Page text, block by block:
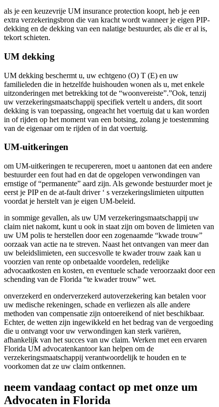
als je een keuzevrije UM insurance protection koopt, heb je een
extra verzekeringsbron die van kracht wordt wanneer je eigen PIP-
dekking en de dekking van een nalatige bestuurder, als die er al is,
tekort schieten.
UM dekking
UM dekking beschermt u, uw echtgeno (O) T (E) en uw
familieleden die in hetzelfde huishouden wonen als u, met enkele
uitzonderingen met betrekking tot de “woonvereiste”.”Ook, tenzij
uw verzekeringsmaatschappij specifiek vertelt u anders, dit soort
dekking is van toepassing, ongeacht het voertuig dat u kan worden
in of rijden op het moment van een botsing, zolang je toestemming
van de eigenaar om te rijden of in dat voertuig.
UM-uitkeringen
om UM-uitkeringen te recupereren, moet u aantonen dat een andere
bestuurder een fout had en dat de opgelopen verwondingen van
ernstige of “permanente” aard zijn. Als gewonde bestuurder moet je
eerst je PIP en de at-fault driver ‘ s verzekeringslimieten uitputten
voordat je herstelt van je eigen UM-beleid.
in sommige gevallen, als uw UM verzekeringsmaatschappij uw
claim niet nakomt, kunt u ook in staat zijn om boven de limieten van
uw UM polis te herstellen door een zogenaamde “kwade trouw”
oorzaak van actie na te streven. Naast het ontvangen van meer dan
uw beleidslimieten, een succesvolle te kwader trouw zaak kan u
voorzien van rente op onbetaalde voordelen, redelijke
advocaatkosten en kosten, en eventuele schade veroorzaakt door een
schending van de Florida “te kwader trouw” wet.
onverzekerd en onderverzekerd autoverzekering kan betalen voor
uw medische rekeningen, schade en verliezen als alle andere
methoden van compensatie zijn ontoereikend of niet beschikbaar.
Echter, de wetten zijn ingewikkeld en het bedrag van de vergoeding
die u ontvangt voor uw verwondingen kan sterk variëren,
afhankelijk van het succes van uw claim. Werken met een ervaren
Florida UM advocatenkantoor kan helpen om de
verzekeringsmaatschappij verantwoordelijk te houden en te
voorkomen dat ze uw claim ontkennen.
neem vandaag contact op met onze um
Advocaten in Florida